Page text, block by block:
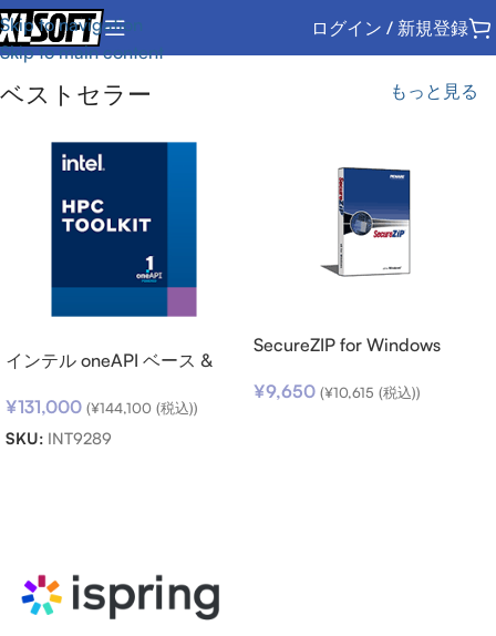
Skip to navigation
Skip to main content
ログイン / 新規登録
ベストセラー もっと見る
インテル oneAPI ベース &
ノード) SSR (期限内更新用)
¥131,000 (¥144,100 (税込))
SKU: INT9289
SecureZIP for Windows
ンロード
¥9,650 (¥10,615 (税込))